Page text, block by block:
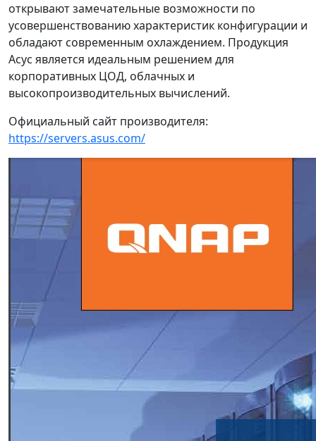
открывают замечательные возможности по
усовершенствованию характеристик конфигурации и
обладают современным охлаждением. Продукция
Асус является идеальным решением для
корпоративных ЦОД, облачных и
высокопроизводительных вычислений.
Официальный сайт производителя:
https://servers.asus.com/